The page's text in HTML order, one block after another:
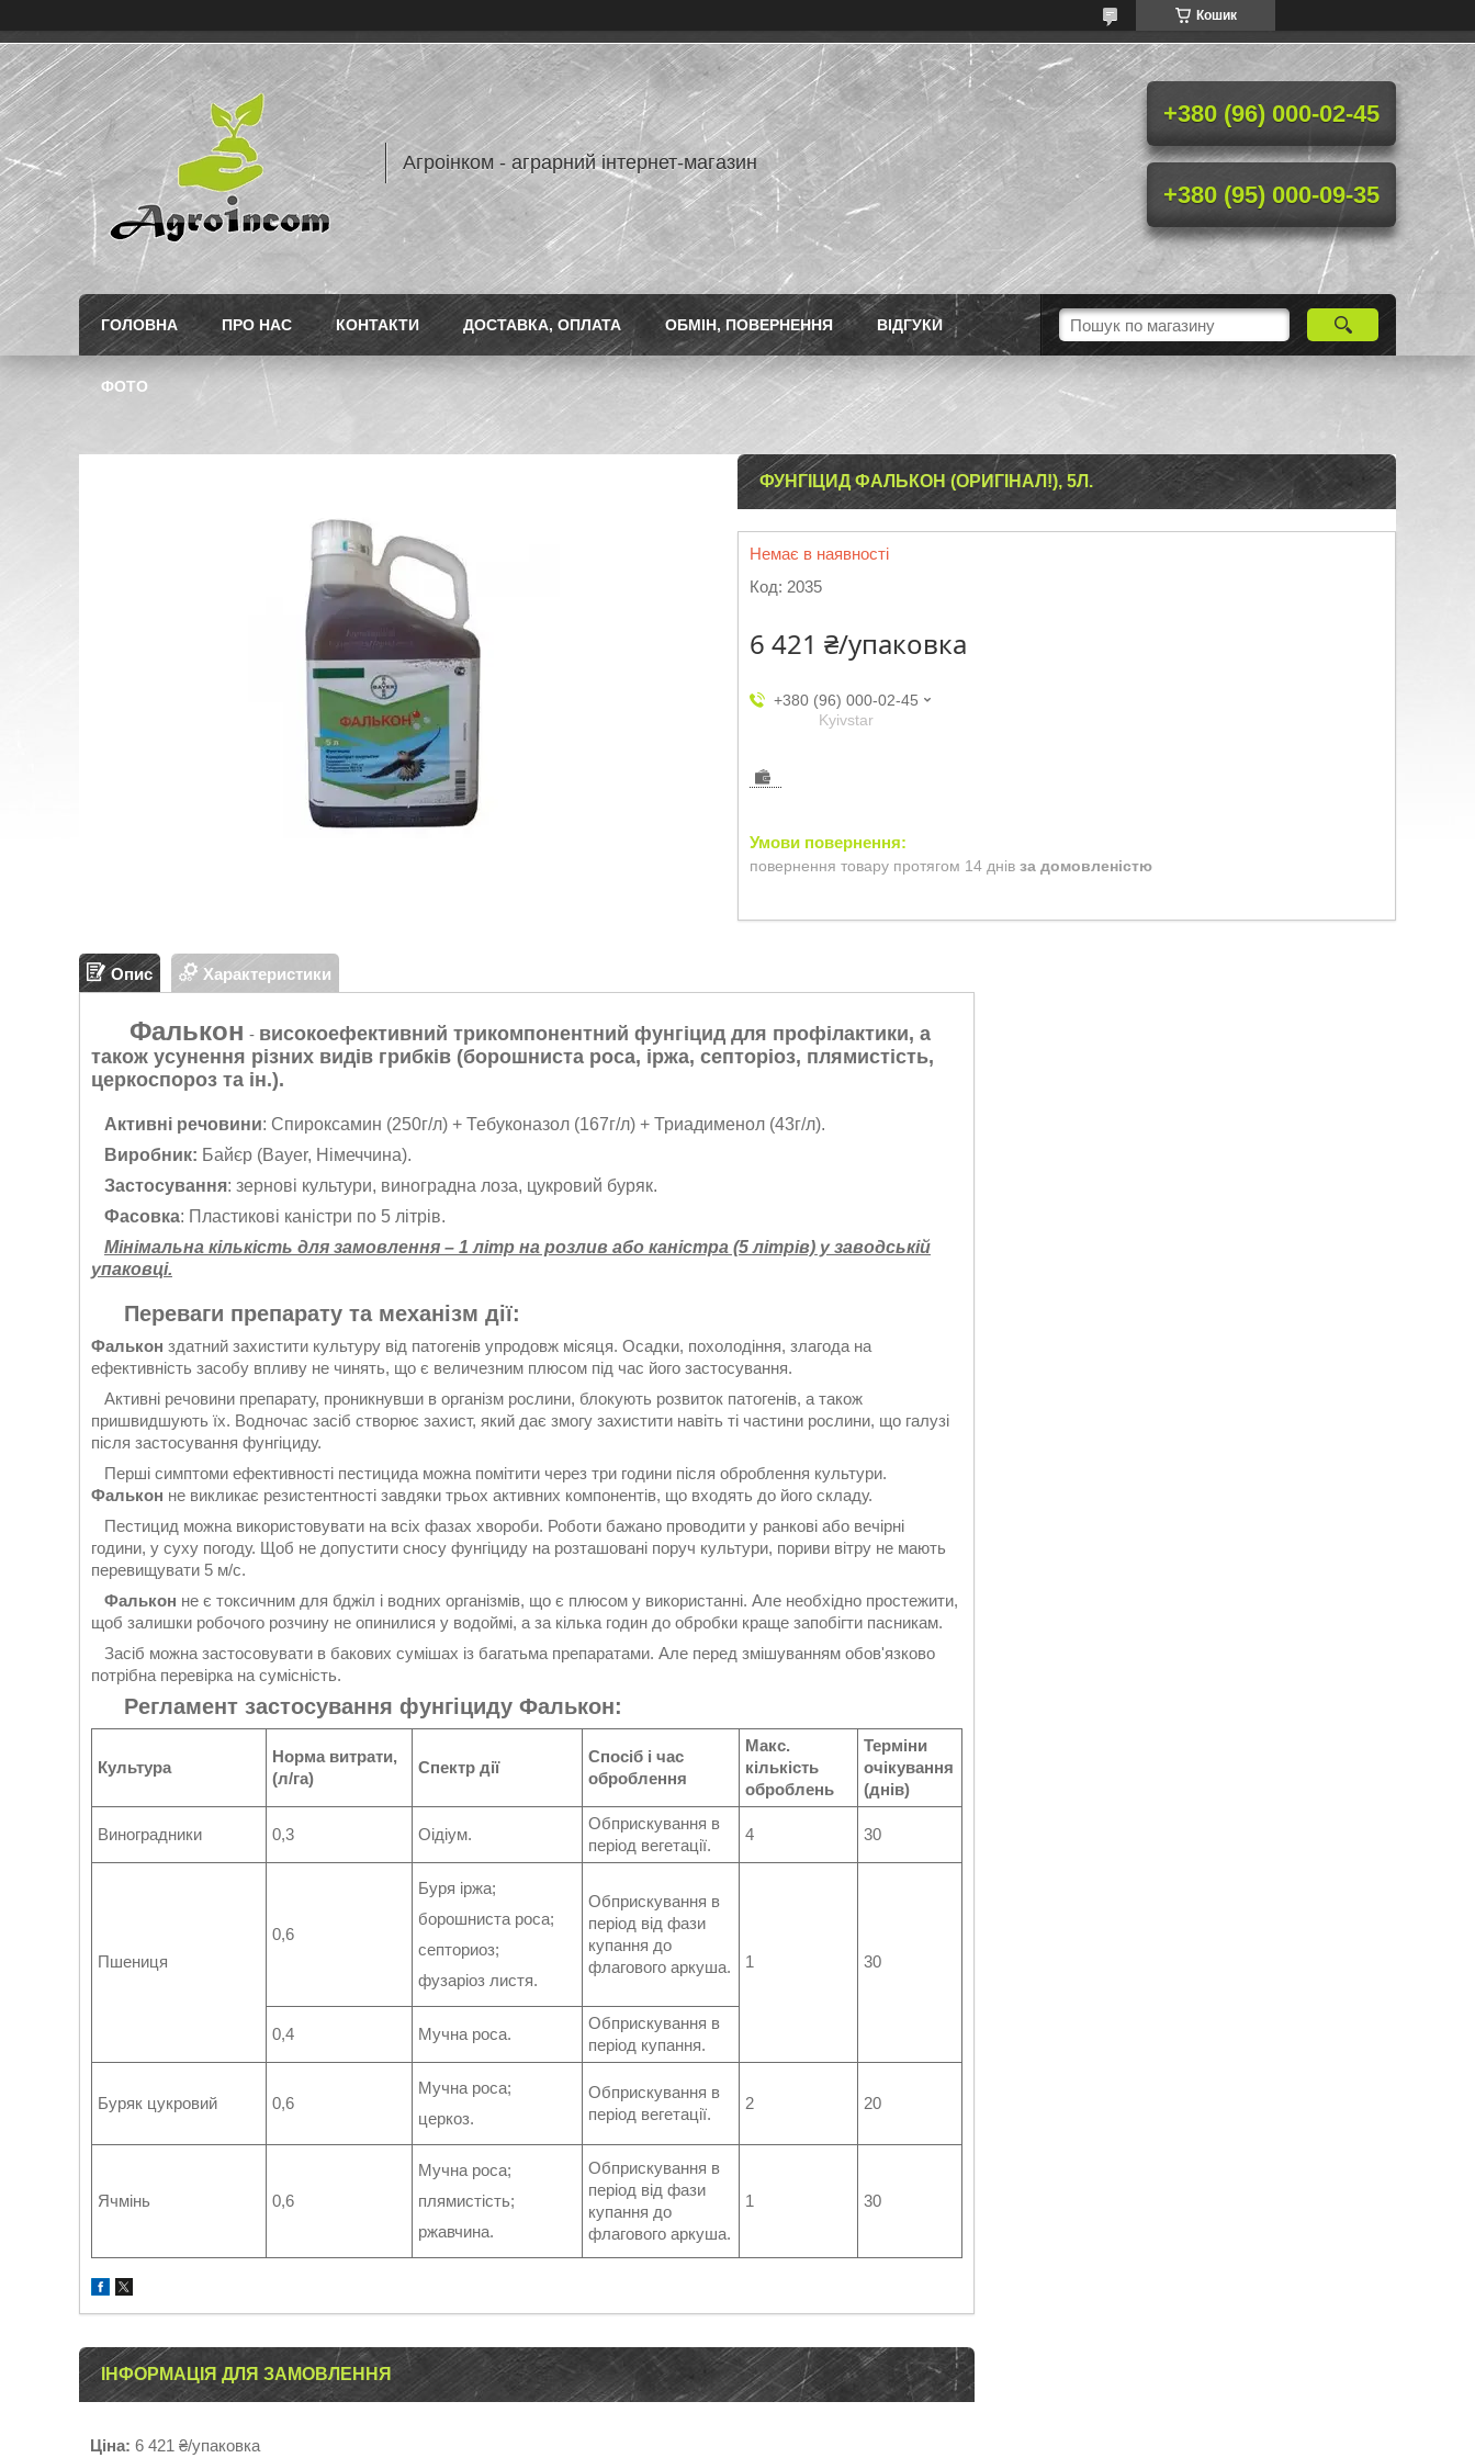
Кошик
Агроінком - аграрний інтернет-магазин
+380 (96) 000-02-45
+380 (95) 000-09-35
ГОЛОВНА ПРО НАС КОНТАКТИ ДОСТАВКА, ОПЛАТА ОБМІН, ПОВЕРНЕННЯ ВІДГУКИ
ФОТО
ФУНГІЦИД ФАЛЬКОН (ОРИГІНАЛ!), 5Л.
Немає в наявності
Код: 2035
6 421 ₴/упаковка
+380 (96) 000-02-45
Kyivstar
повернення товару протягом 14 днів за домовленістю
Опис Характеристики
Фалькон - високоефективний трикомпонентний фунгіцид для профілактики, а
також усунення різних видів грибків (борошниста роса, іржа, септоріоз, плямистість,
церкоспороз та ін.).
Активні речовини: Спироксамин (250г/л) + Тебуконазол (167г/л) + Триадименол (43г/л).
Виробник: Байєр (Bayer, Німеччина).
Застосування: зернові культури, виноградна лоза, цукровий буряк.
Фасовка: Пластикові каністри по 5 літрів.
Мінімальна кількість для замовлення – 1 літр на розлив або каністра (5 літрів) у заводській
упаковці.
Переваги препарату та механізм дії:
Фалькон здатний захистити культуру від патогенів упродовж місяця. Осадки, похолодіння, злагода на
ефективність засобу впливу не чинять, що є величезним плюсом під час його застосування.
Активні речовини препарату, проникнувши в організм рослини, блокують розвиток патогенів, а також
пришвидшують їх. Водночас засіб створює захист, який дає змогу захистити навіть ті частини рослини, що галузі
після застосування фунгіциду.
Перші симптоми ефективності пестицида можна помітити через три години після оброблення культури.
Фалькон не викликає резистентності завдяки трьох активних компонентів, що входять до його складу.
Пестицид можна використовувати на всіх фазах хвороби. Роботи бажано проводити у ранкові або вечірні
години, у суху погоду. Щоб не допустити сносу фунгіциду на розташовані поруч культури, пориви вітру не мають
перевищувати 5 м/с.
Фалькон не є токсичним для бджіл і водних організмів, що є плюсом у використанні. Але необхідно простежити,
щоб залишки робочого розчину не опинилися у водоймі, а за кілька годин до обробки краще запобігти пасникам.
Засіб можна застосовувати в бакових сумішах із багатьма препаратами. Але перед змішуванням обов'язково
потрібна перевірка на сумісність.
Регламент застосування фунгіциду Фалькон:
Культура
Норма витрати,
(л/га)
Спектр дії
Спосіб і час
оброблення
Макс.
кількість
оброблень
Терміни
очікування
(днів)
Виноградники 0,3 Оідіум.
Обприскування в
період вегетації.
4 30
Пшениця
0,6
Буря іржа;
борошниста роса;
септориоз;
фузаріоз листя.
Обприскування в
період від фази
купання до
флагового аркуша.
1 30
0,4 Мучна роса.
Обприскування в
період купання.
Буряк цукровий 0,6
Мучна роса;
церкоз.
Обприскування в
період вегетації.
2 20
Ячмінь 0,6
Мучна роса;
плямистість;
ржавчина.
Обприскування в
період від фази
купання до
флагового аркуша.
1 30
ІНФОРМАЦІЯ ДЛЯ ЗАМОВЛЕННЯ
Ціна: 6 421 ₴/упаковка